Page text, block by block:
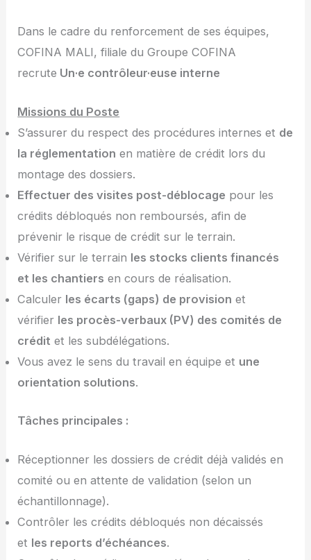
Dans le cadre du renforcement de ses équipes,
COFINA MALI, filiale du Groupe COFINA
recrute Un·e contrôleur·euse interne
Missions du Poste
S’assurer du respect des procédures internes et de
la réglementation en matière de crédit lors du
montage des dossiers.
Effectuer des visites post-déblocage pour les
crédits débloqués non remboursés, afin de
prévenir le risque de crédit sur le terrain.
Vérifier sur le terrain les stocks clients financés
et les chantiers en cours de réalisation.
Calculer les écarts (gaps) de provision et
vérifier les procès-verbaux (PV) des comités de
crédit et les subdélégations.
Vous avez le sens du travail en équipe et une
orientation solutions.
Tâches principales :
Réceptionner les dossiers de crédit déjà validés en
comité ou en attente de validation (selon un
échantillonnage).
Contrôler les crédits débloqués non décaissés
et les reports d’échéances.